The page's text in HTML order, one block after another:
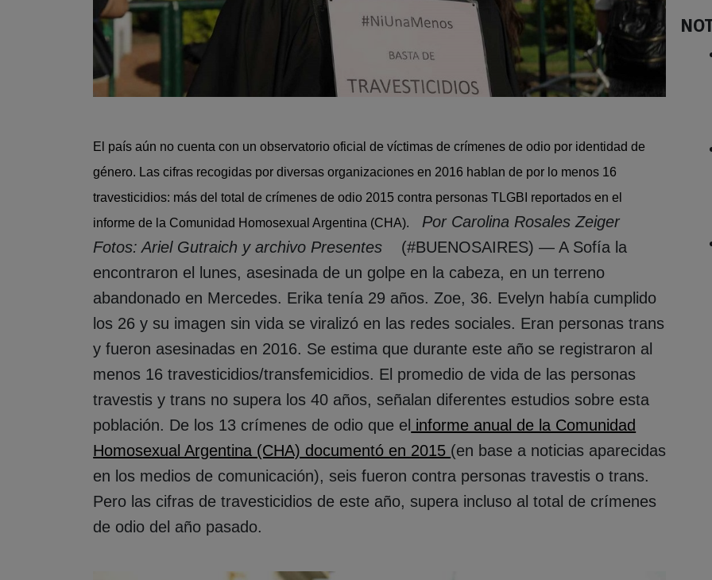
El país aún no cuenta con un observatorio oficial de víctimas de crímenes de odio por identidad de
género. Las cifras recogidas por diversas organizaciones en 2016 hablan de por lo menos 16
travesticidios: más del total de crímenes de odio 2015 contra personas TLGBI reportados en el
informe de la Comunidad Homosexual Argentina (CHA).
Por Carolina Rosales Zeiger
Fotos: Ariel Gutraich y archivo Presentes
(#BUENOSAIRES) — A Sofía la
encontraron el lunes, asesinada de un golpe en la cabeza, en un terreno
abandonado en Mercedes. Erika tenía 29 años. Zoe, 36. Evelyn había cumplido
los 26 y su imagen sin vida se viralizó en las redes sociales. Eran personas trans
y fueron asesinadas en 2016. Se estima que durante este año se registraron al
menos 16 travesticidios/transfemicidios. El promedio de vida de las personas
travestis y trans no supera los 40 años, señalan diferentes estudios sobre esta
población. De los 13 crímenes de odio que el informe anual de la Comunidad
Homosexual Argentina (CHA) documentó en 2015 (en base a noticias aparecidas
en los medios de comunicación), seis fueron contra personas travestis o trans.
Pero las cifras de travesticidios de este año, supera incluso al total de crímenes
de odio del año pasado.